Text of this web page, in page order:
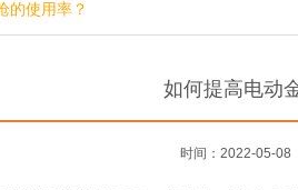
的使用率？
如何提高电动
时间：2022-05-08